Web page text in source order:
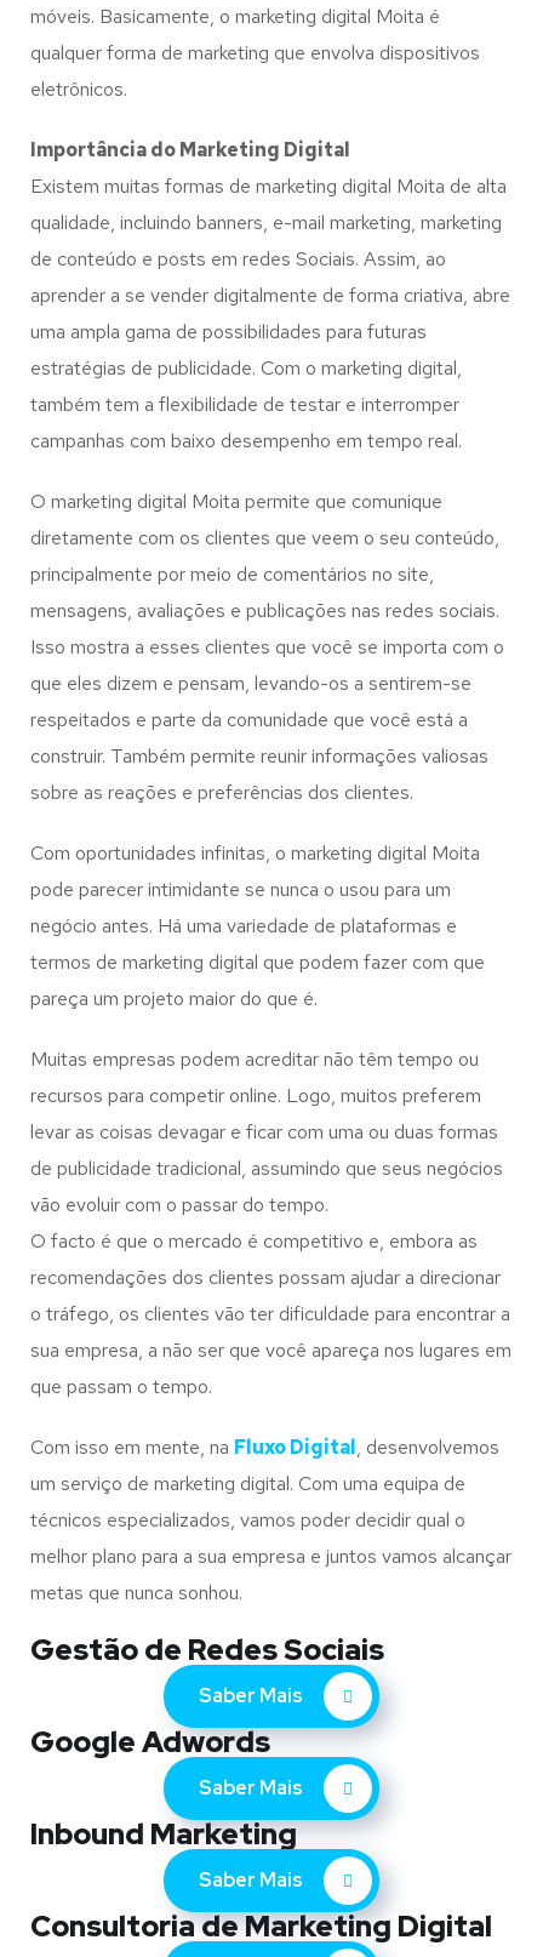
móveis. Basicamente, o marketing digital Moita é
qualquer forma de marketing que envolva dispositivos
eletrônicos.
Importância do Marketing Digital
Existem muitas formas de marketing digital Moita de alta
qualidade, incluindo banners, e-mail marketing, marketing
de conteúdo e posts em redes Sociais. Assim, ao
aprender a se vender digitalmente de forma criativa, abre
uma ampla gama de possibilidades para futuras
estratégias de publicidade. Com o marketing digital,
também tem a flexibilidade de testar e interromper
campanhas com baixo desempenho em tempo real.
O marketing digital Moita permite que comunique
diretamente com os clientes que veem o seu conteúdo,
principalmente por meio de comentários no site,
mensagens, avaliações e publicações nas redes sociais.
Isso mostra a esses clientes que você se importa com o
que eles dizem e pensam, levando-os a sentirem-se
respeitados e parte da comunidade que você está a
construir. Também permite reunir informações valiosas
sobre as reações e preferências dos clientes.
Com oportunidades infinitas, o marketing digital Moita
pode parecer intimidante se nunca o usou para um
negócio antes. Há uma variedade de plataformas e
termos de marketing digital que podem fazer com que
pareça um projeto maior do que é.
Muitas empresas podem acreditar não têm tempo ou
recursos para competir online. Logo, muitos preferem
levar as coisas devagar e ficar com uma ou duas formas
de publicidade tradicional, assumindo que seus negócios
vão evoluir com o passar do tempo.
O facto é que o mercado é competitivo e, embora as
recomendações dos clientes possam ajudar a direcionar
o tráfego, os clientes vão ter dificuldade para encontrar a
sua empresa, a não ser que você apareça nos lugares em
que passam o tempo.
Com isso em mente, na Fluxo Digital, desenvolvemos
um serviço de marketing digital. Com uma equipa de
técnicos especializados, vamos poder decidir qual o
melhor plano para a sua empresa e juntos vamos alcançar
metas que nunca sonhou.
Gestão de Redes Sociais
Saber Mais
Google Adwords
Saber Mais
Inbound Marketing
Saber Mais
Consultoria de Marketing Digital